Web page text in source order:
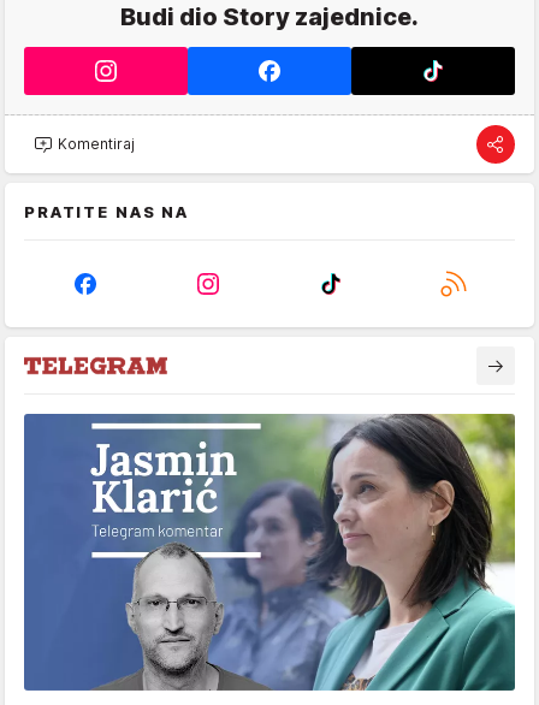
Budi dio Story zajednice.
Komentiraj
PRATITE NAS NA